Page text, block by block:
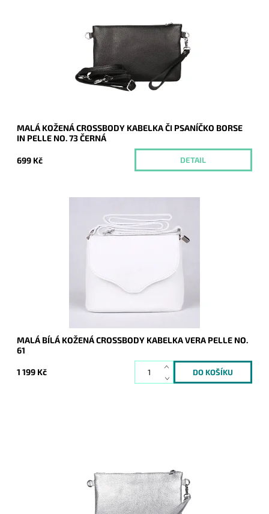
Momentálně nedostupné
21042
Borse in pelle
2 roky
MALÁ KOŽENÁ CROSSBODY KABELKA ČI PSANÍČKO BORSE
IN PELLE NO. 73 ČERNÁ
699 Kč DETAIL
Malá kožená crossbody kabelka značky Vera Pelle v bílé
barvě s uzavíráním na klopu a zip.
MALÁ BÍLÁ KOŽENÁ CROSSBODY KABELKA VERA PELLE NO.
61
1 199 Kč
Pelle, kterou lze využívat i díky krátkému uchu jako psaníčko.
Skladem
Borse in pelle